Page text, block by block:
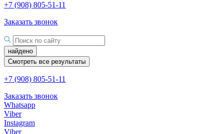
+7 (908) 805-51-11
Заказать звонок
найдено
Смотреть все результаты
+7 (908) 805-51-11
Заказать звонок
Whatsapp
Viber
Instagram
Viber